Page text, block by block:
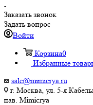
Заказать звонок
Задать вопрос
Войти
Корзина0
Избранные
sale@mimicrya.ru
г. Москва, ул. 5-я
пав. Mimicrya